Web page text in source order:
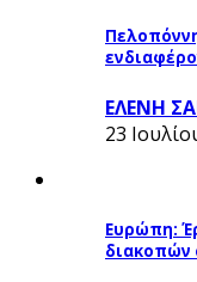
ΕΛΕΝΗ
23
Ευρώπη:
διακοπών